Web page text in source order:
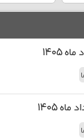
1405
1405